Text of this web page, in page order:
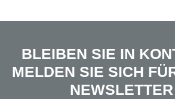
BLEIBEN SIE IN
MELDEN SIE SICH